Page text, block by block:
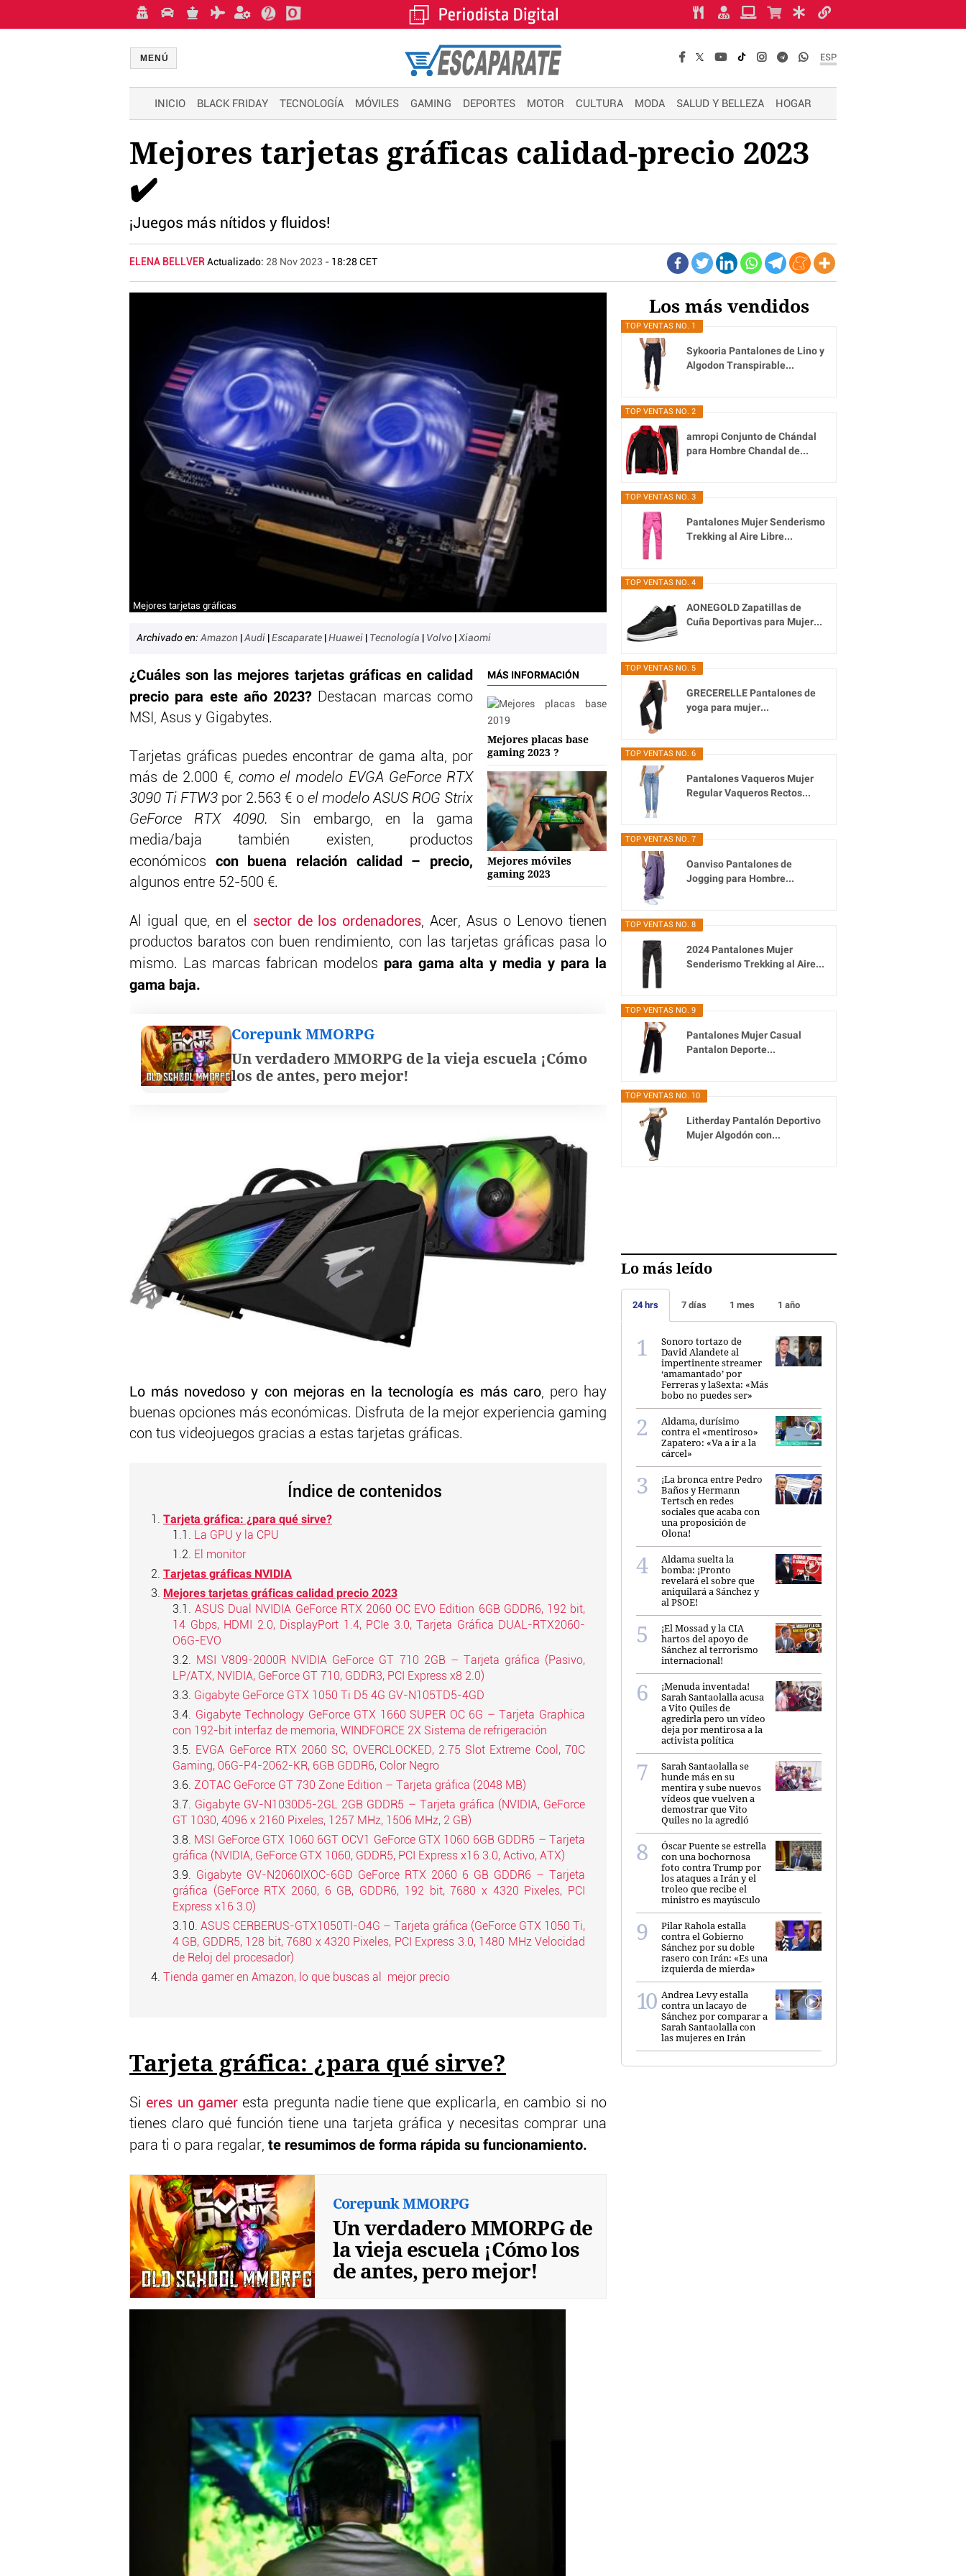
ESP
MENÚ
INICIO BLACK FRIDAY TECNOLOGÍA MÓVILES GAMING DEPORTES MOTOR CULTURA MODA SALUD Y BELLEZA HOGAR
Mejores tarjetas gráficas calidad-precio 2023
✔️
¡Juegos más nítidos y fluidos!
ELENA BELLVER Actualizado: 28 Nov 2023 - 18:28 CET
Mejores tarjetas gráficas
Archivado en: Amazon Audi Escaparate Huawei Tecnología Volvo Xiaomi
MÁS INFORMACIÓN
Mejores placas base
gaming 2023 ?
Mejores móviles
gaming 2023
¿Cuáles son las mejores tarjetas gráficas en calidad
precio para este año 2023? Destacan marcas como
MSI, Asus y Gigabytes.
Tarjetas gráficas puedes encontrar de gama alta, por
más de 2.000 €, como el modelo EVGA GeForce RTX
3090 Ti FTW3 por 2.563 € o el modelo ASUS ROG Strix
GeForce RTX 4090.
Sin embargo, en la gama
media/baja también existen, productos
económicos
con buena relación calidad – precio,
algunos entre 52-500 €.
Al igual que, en el sector de los ordenadores , Acer, Asus o Lenovo tienen
productos baratos con buen rendimiento, con las tarjetas gráficas pasa lo
mismo. Las marcas fabrican modelos para gama alta y media y para la
gama baja.
Corepunk MMORPG
Un verdadero MMORPG de la vieja escuela ¡Cómo
los de antes, pero mejor!
Lo más novedoso y con mejoras en la tecnología es más caro, pero hay
buenas opciones más económicas. Disfruta de la mejor experiencia gaming
con tus videojuegos gracias a estas tarjetas gráficas.
Índice de contenidos
Tarjeta gráfica: ¿para qué sirve?
La GPU y la CPU
El monitor
Tarjetas gráficas NVIDIA
Mejores tarjetas gráficas calidad precio 2023
ASUS Dual NVIDIA GeForce RTX 2060 OC EVO Edition 6GB GDDR6, 192 bit,
14 Gbps, HDMI 2.0, DisplayPort 1.4, PCIe 3.0, Tarjeta Gráfica DUAL-RTX2060-
O6G-EVO
MSI V809-2000R NVIDIA GeForce GT 710 2GB – Tarjeta gráfica (Pasivo,
LP/ATX, NVIDIA, GeForce GT 710, GDDR3, PCI Express x8 2.0)
Gigabyte GeForce GTX 1050 Ti D5 4G GV-N105TD5-4GD
Gigabyte Technology GeForce GTX 1660 SUPER OC 6G – Tarjeta Graphica
con 192-bit interfaz de memoria, WINDFORCE 2X Sistema de refrigeración
EVGA GeForce RTX 2060 SC, OVERCLOCKED, 2.75 Slot Extreme Cool, 70C
Gaming, 06G-P4-2062-KR, 6GB GDDR6, Color Negro
ZOTAC GeForce GT 730 Zone Edition – Tarjeta gráfica (2048 MB)
Gigabyte GV-N1030D5-2GL 2GB GDDR5 – Tarjeta gráfica (NVIDIA, GeForce
GT 1030, 4096 x 2160 Pixeles, 1257 MHz, 1506 MHz, 2 GB)
MSI GeForce GTX 1060 6GT OCV1 GeForce GTX 1060 6GB GDDR5 – Tarjeta
gráfica (NVIDIA, GeForce GTX 1060, GDDR5, PCI Express x16 3.0, Activo, ATX)
Gigabyte GV-N2060IXOC-6GD GeForce RTX 2060 6 GB GDDR6 – Tarjeta
gráfica (GeForce RTX 2060, 6 GB, GDDR6, 192 bit, 7680 x 4320 Pixeles, PCI
Express x16 3.0)
ASUS CERBERUS-GTX1050TI-O4G – Tarjeta gráfica (GeForce GTX 1050 Ti,
4 GB, GDDR5, 128 bit, 7680 x 4320 Pixeles, PCI Express 3.0, 1480 MHz Velocidad
de Reloj del procesador)
Tienda gamer en Amazon, lo que buscas al mejor precio
Tarjeta gráfica: ¿para qué sirve?
Si eres un gameresta pregunta nadie tiene que explicarla, en cambio si no
tienes claro qué función tiene una tarjeta gráfica y necesitas comprar una
para ti o para regalar, te resumimos de forma rápida su funcionamiento.
Corepunk MMORPG
Un verdadero MMORPG de
la vieja escuela ¡Cómo los
de antes, pero mejor!
Los más vendidos
TOP VENTAS NO. 1
Sykooria Pantalones de Lino y
Algodon Transpirable...
TOP VENTAS NO. 2
amropi Conjunto de Chándal
para Hombre Chandal de...
TOP VENTAS NO. 3
Pantalones Mujer Senderismo
Trekking al Aire Libre...
TOP VENTAS NO. 4
AONEGOLD Zapatillas de
Cuña Deportivas para Mujer...
TOP VENTAS NO. 5
GRECERELLE Pantalones de
yoga para mujer...
TOP VENTAS NO. 6
Pantalones Vaqueros Mujer
Regular Vaqueros Rectos...
TOP VENTAS NO. 7
Oanviso Pantalones de
Jogging para Hombre...
TOP VENTAS NO. 8
2024 Pantalones Mujer
Senderismo Trekking al Aire...
TOP VENTAS NO. 9
Pantalones Mujer Casual
Pantalon Deporte...
TOP VENTAS NO. 10
Litherday Pantalón Deportivo
Mujer Algodón con...
Lo más leído
24 hrs 7 días 1 mes 1 año
Sonoro tortazo de
David Alandete al
impertinente streamer
‘amamantado’ por
Ferreras y laSexta: «Más
bobo no puedes ser»
Aldama, durísimo
contra el «mentiroso»
Zapatero: «Va a ir a la
cárcel»
¡La bronca entre Pedro
Baños y Hermann
Tertsch en redes
sociales que acaba con
una proposición de
Olona!
Aldama suelta la
bomba: ¡Pronto
revelará el sobre que
aniquilará a Sánchez y
al PSOE!
¡El Mossad y la CIA
hartos del apoyo de
Sánchez al terrorismo
internacional!
¡Menuda inventada!
Sarah Santaolalla acusa
a Vito Quiles de
agredirla pero un vídeo
deja por mentirosa a la
activista política
Sarah Santaolalla se
hunde más en su
mentira y sube nuevos
vídeos que vuelven a
demostrar que Vito
Quiles no la agredió
Óscar Puente se estrella
con una bochornosa
foto contra Trump por
los ataques a Irán y el
troleo que recibe el
ministro es mayúsculo
Pilar Rahola estalla
contra el Gobierno
Sánchez por su doble
rasero con Irán: «Es una
izquierda de mierda»
Andrea Levy estalla
contra un lacayo de
Sánchez por comparar a
Sarah Santaolalla con
las mujeres en Irán